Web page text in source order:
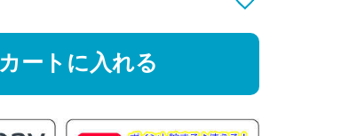
カートに入れる